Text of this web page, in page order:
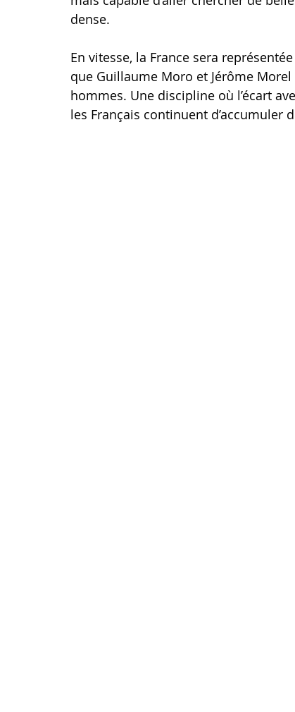
dense.
En vitesse, la France sera
que Guillaume Moro et Jérôme
hommes. Une discipline où l’écart
les Français continuent d’accumuler